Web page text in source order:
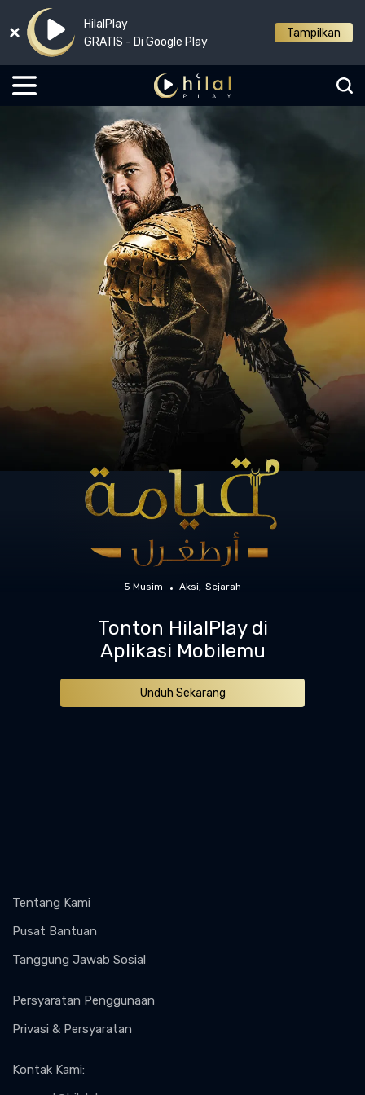
HilalPlay
GRATIS - Di Google Play
Tampilkan
5 Musim Aksi Sejarah
Tonton HilalPlay di
Aplikasi Mobilemu
Unduh Sekarang
Tentang Kami
Pusat Bantuan
Tanggung Jawab Sosial
Persyaratan Penggunaan
Privasi & Persyaratan
Kontak Kami: